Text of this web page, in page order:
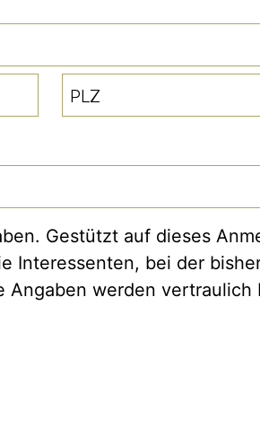
Gestützt auf dieses
Interessenten, bei der
werden